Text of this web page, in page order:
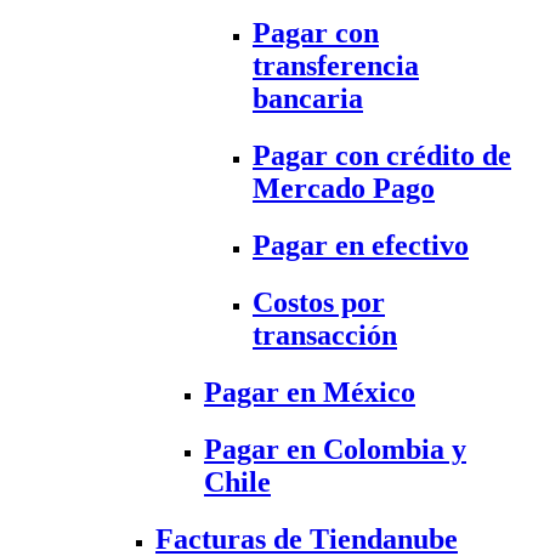
Pagar con
transferencia
bancaria
Pagar con crédito de
Mercado Pago
Pagar en efectivo
Costos por
transacción
Pagar en México
Pagar en Colombia y
Chile
Facturas de Tiendanube